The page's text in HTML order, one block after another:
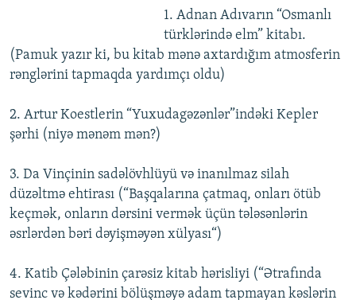
1. Adnan Adıvarın “Osmanlı
türklərində elm” kitabı.
(Pamuk yazır ki, bu kitab mənə axtardığım atmosferin
rənglərini tapmaqda yardımçı oldu)
2. Artur Koestlerin “Yuxudagəzənlər”indəki Kepler
şərhi (niyə mənəm mən?)
3. Da Vinçinin sadəlövhlüyü və inanılmaz silah
düzəltmə ehtirası (“Başqalarına çatmaq, onları ötüb
keçmək, onların dərsini vermək üçün tələsənlərin
əsrlərdən bəri dəyişməyən xülyası“)
4. Katib Çələbinin çarəsiz kitab hərisliyi (“Ətrafında
sevinc və kədərini bölüşməyə adam tapmayan kəslərin